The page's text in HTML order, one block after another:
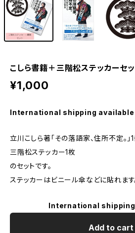
こしら書籍＋三階松ステッカーセッ
¥1,000
International shipping available
立川こしら著「その落語家、住所不定。」
三階松ステッカー1枚
のセットです。
ステッカーはビニール傘などに貼れます
International
Add to cart